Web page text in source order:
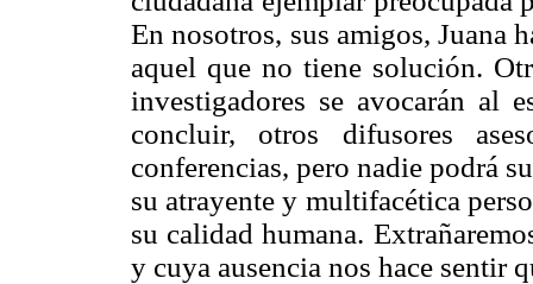
En nosotros, sus amigos, Juana
aquel que no tiene solución.
investigadores se avocarán al
concluir, otros difusores
conferencias, pero nadie podrá
su atrayente y multifacética
su calidad humana.
y cuya ausencia nos hace sentir